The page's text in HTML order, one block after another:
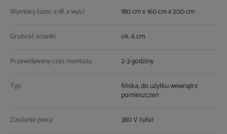
Wymiary (szer. x dł. x wys.) 180 cm x 160 cm x 200 cm
Grubość ścianki ok. 6 cm
Przewidywany czas montażu 2-3 godziny
Typ fińska, do użytku wewnątrz
pomieszczeń
Zasilanie pieca 380 V (siła)